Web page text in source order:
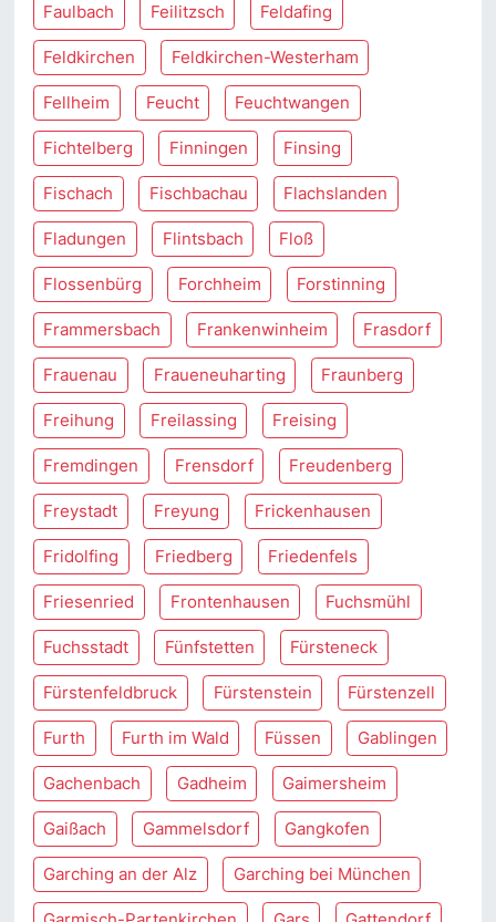
Faulbach Feilitzsch Feldafing
Feldkirchen Feldkirchen-Westerham
Fellheim Feucht Feuchtwangen
Fichtelberg Finningen Finsing
Fischach Fischbachau Flachslanden
Fladungen Flintsbach Floß
Flossenbürg Forchheim Forstinning
Frammersbach Frankenwinheim Frasdorf
Frauenau Fraueneuharting Fraunberg
Freihung Freilassing Freising
Fremdingen Frensdorf Freudenberg
Freystadt Freyung Frickenhausen
Fridolfing Friedberg Friedenfels
Friesenried Frontenhausen Fuchsmühl
Fuchsstadt Fünfstetten Fürsteneck
Fürstenfeldbruck Fürstenstein Fürstenzell
Furth Furth im Wald Füssen Gablingen
Gachenbach Gadheim Gaimersheim
Gaißach Gammelsdorf Gangkofen
Garching an der Alz Garching bei München